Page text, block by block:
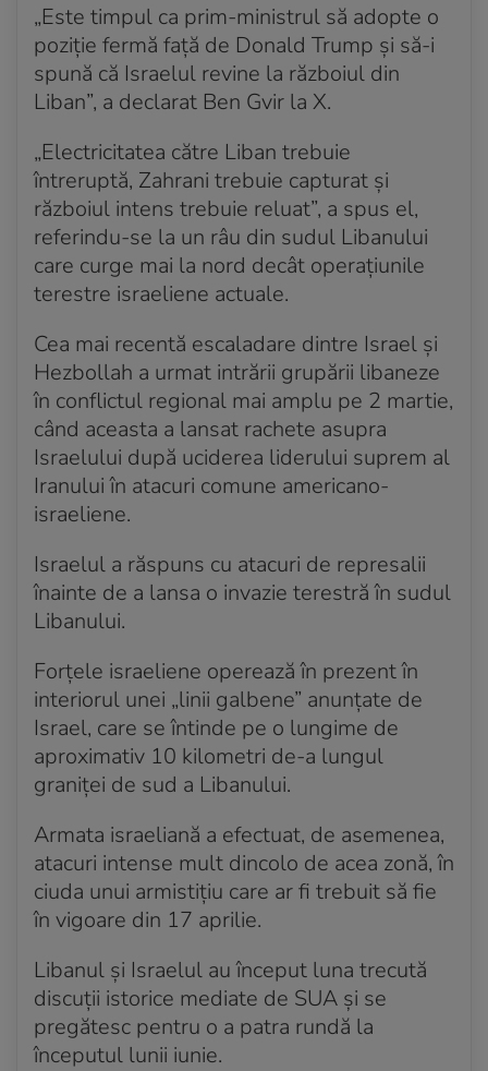
„Este timpul ca prim-ministrul să adopte o
poziție fermă față de Donald Trump și să-i
spună că Israelul revine la războiul din
Liban”, a declarat Ben Gvir la X.
„Electricitatea către Liban trebuie
întreruptă, Zahrani trebuie capturat și
războiul intens trebuie reluat”, a spus el,
referindu-se la un râu din sudul Libanului
care curge mai la nord decât operațiunile
terestre israeliene actuale.
Cea mai recentă escaladare dintre Israel și
Hezbollah a urmat intrării grupării libaneze
în conflictul regional mai amplu pe 2 martie,
când aceasta a lansat rachete asupra
Israelului după uciderea liderului suprem al
Iranului în atacuri comune americano-
israeliene.
Israelul a răspuns cu atacuri de represalii
înainte de a lansa o invazie terestră în sudul
Libanului.
Forțele israeliene operează în prezent în
interiorul unei „linii galbene” anunțate de
Israel, care se întinde pe o lungime de
aproximativ 10 kilometri de-a lungul
graniței de sud a Libanului.
Armata israeliană a efectuat, de asemenea,
atacuri intense mult dincolo de acea zonă, în
ciuda unui armistițiu care ar fi trebuit să fie
în vigoare din 17 aprilie.
Libanul și Israelul au început luna trecută
discuții istorice mediate de SUA și se
pregătesc pentru o a patra rundă la
începutul lunii iunie.